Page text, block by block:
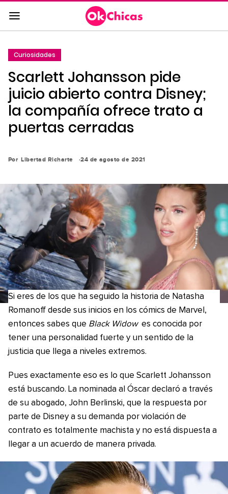
Saltar
al
contenido
a
la
navegación
principal
Curiosidades
Scarlett Johansson pide
juicio abierto contra Disney;
la compañía ofrece trato a
puertas cerradas
Por Libertad Richarte 24 de agosto de 2021
Si eres de los que ha seguido la historia de Natasha
Romanoff desde sus inicios en los cómics de Marvel,
entonces sabes que Black Widow es conocida por
tener una personalidad fuerte y un sentido de la
justicia que llega a niveles extremos.
Pues exactamente eso es lo que Scarlett Johansson
está buscando. La nominada al Óscar declaró a través
de su abogado, John Berlinski, que la respuesta por
parte de Disney a su demanda por violación de
contrato es totalmente machista y no está dispuesta a
llegar a un acuerdo de manera privada.